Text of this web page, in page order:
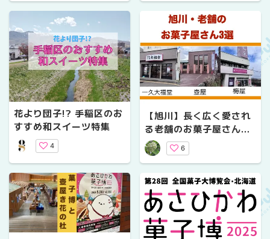
花より団子!? 手稲区のお
すすめ和スイーツ特集
4
【旭川】長く広く愛され
る老舗のお菓子屋さん３
選
6